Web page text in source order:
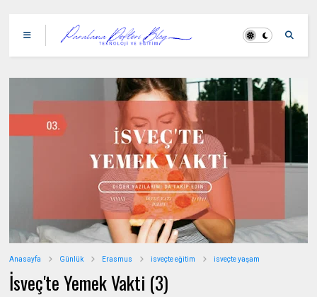
Anasayfa Günlük Erasmus isveçte eğitim isveçte yaşam
İsveç'te Yemek Vakti (3)